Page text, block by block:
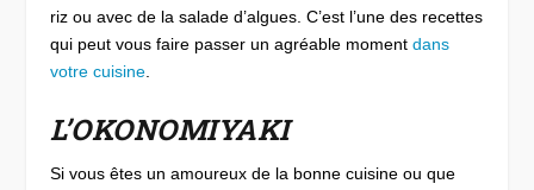
riz ou avec de la salade d’algues. C’est l’une des recettes
qui peut vous faire passer un agréable momentdans
votre cuisine
L’OKONOMIYAKI
Si vous êtes un amoureux de la bonne cuisine ou que